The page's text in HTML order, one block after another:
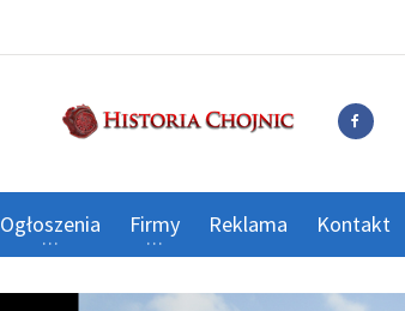
Ogłoszenia Firmy Reklama Kontakt